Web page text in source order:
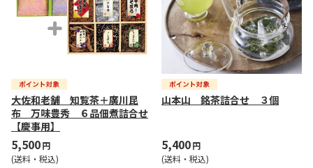
大佐和老舗 知覧茶＋廣川昆
布 万味豊秀 ６品佃煮詰合せ
【慶事用】
5,500円
(送料・税込)
山本山 銘茶詰合せ ３個
5,400円
(送料・税込)